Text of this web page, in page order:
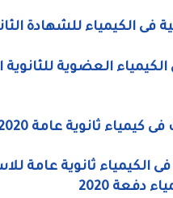
فى الكيمياء للشهادة
الكيمياء العضوية
ثانوية عامة 2020
الكيمياء ثانوية عامة
دفعة 2020